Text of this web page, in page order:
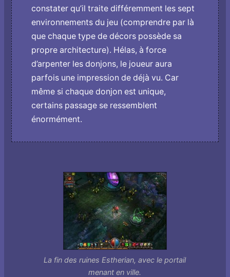
constater qu’il traite différemment les sept
environnements du jeu (comprendre par là
que chaque type de décors possède sa
propre architecture). Hélas, à force
d’arpenter les donjons, le joueur aura
parfois une impression de déjà vu. Car
même si chaque donjon est unique,
certains passage se ressemblent
énormément.
La fin des ruines Estherian, avec le portail
menant en ville.